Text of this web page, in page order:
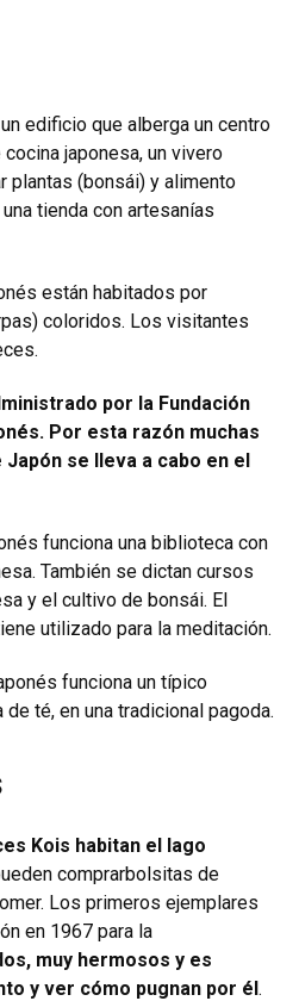
edificio que alberga un centro
japonesa, un vivero
plantas (bonsái) y alimento
tienda con artesanías
están habitados por
coloridos. Los visitantes
por la Fundación
Por esta razón muchas
se lleva a cabo en el
funciona una biblioteca con
También se dictan cursos
y el cultivo de bonsái. El
utilizado para la meditación.
funciona un típico
té, en una tradicional pagoda.
Kois habitan el lago
comprarbolsitas de
Los primeros ejemplares
en 1967 para la
muy hermosos y es
y ver cómo pugnan por él.